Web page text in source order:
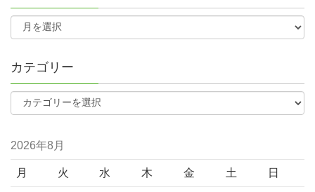
カテゴリー
2026年8月
月 火 水 木 金 土 日